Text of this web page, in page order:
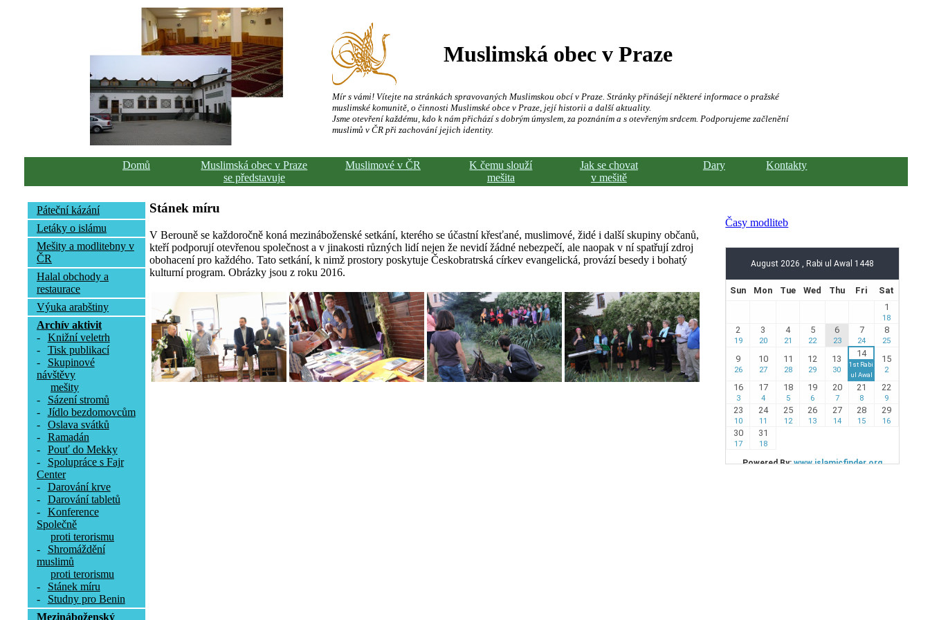
Muslimská obec v Praze
Mír s vámi! Vítejte na stránkách spravovaných Muslimskou obcí v Praze. Stránky přinášejí některé informace o pražské
muslimské komunitě, o činnosti Muslimské obce v Praze, její historii a další aktuality.
Jsme otevření každému, kdo k nám přichází s dobrým úmyslem, za poznáním a s otevřeným srdcem. Podporujeme začlenění
muslimů v ČR při zachování jejich identity.
Domů
Muslimská obec v Praze
se představuje
Muslimové v ČR
K čemu slouží
mešita
Jak se chovat
v mešitě
Dary Kontakty
Páteční kázání
Letáky o islámu
Mešity a modlitebny v
ČR
Halal obchody a
restaurace
Výuka arabštiny
Archív aktivit
-
Knižní veletrh
-
Tisk publikací
-
Skupinové
návštěvy
mešity
-
Sázení stromů
-
Jídlo bezdomovcům
-
Oslava svátků
-
Ramadán
-
Pouť do Mekky
-
Spolupráce s Fajr
Center
-
Darování krve
-
Darování tabletů
-
Konference
Společně
proti terorismu
-
Shromáždění
muslimů
proti terorismu
-
Stánek míru
-
Studny pro Benin
Mezináboženský
Stánek míru
V Berouně se každoročně koná mezináboženské setkání, kterého se účastní křesťané, muslimové, židé i další skupiny občanů,
kteří podporují otevřenou společnost a v jinakosti různých lidí nejen že nevidí žádné nebezpečí, ale naopak v ní spatřují zdroj
obohacení pro každého. Tato setkání, k nimž prostory poskytuje Českobratrská církev evangelická, provází besedy i bohatý
kulturní program. Obrázky jsou z roku 2016.
Časy modliteb